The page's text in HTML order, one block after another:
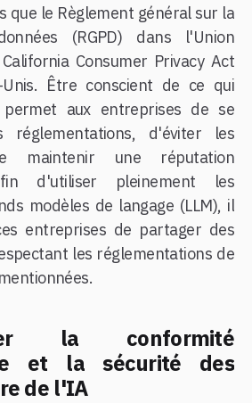
que le Règlement général sur la
(RGPD) dans l'Union
Consumer Privacy Act
Unis. Être conscient de ce qui
aux entreprises de se
réglementations, d'éviter les
maintenir une réputation
d'utiliser pleinement les
modèles de langage (LLM), il
entreprises de partager des
les réglementations de
la conformité
et la sécurité des
de l'IA